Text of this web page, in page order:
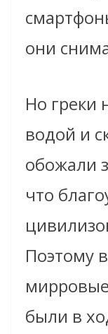
они
Но греки
водой и
обожали
что
Поэтому
были в